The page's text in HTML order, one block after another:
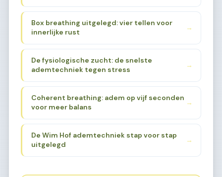
Box breathing uitgelegd: vier tellen voor
innerlijke rust
→
De fysiologische zucht: de snelste
ademtechniek tegen stress
→
Coherent breathing: adem op vijf seconden
voor meer balans
→
De Wim Hof ademtechniek stap voor stap
uitgelegd
→